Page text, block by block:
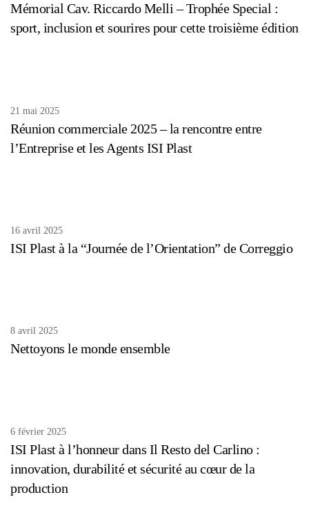
Mémorial Cav. Riccardo Melli – Trophée Special :
sport, inclusion et sourires pour cette troisième édition
21 mai 2025
Réunion commerciale 2025 – la rencontre entre
l’Entreprise et les Agents ISI Plast
16 avril 2025
ISI Plast à la “Journée de l’Orientation” de Correggio
8 avril 2025
Nettoyons le monde ensemble
6 février 2025
ISI Plast à l’honneur dans Il Resto del Carlino :
innovation, durabilité et sécurité au cœur de la
production